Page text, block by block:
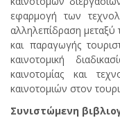
εφαρμογή των
αλληλεπίδραση μεταξύ
και παραγωγής
καινοτομική
καινοτομίας και
καινοτομιών στον
Συνιστώμενη